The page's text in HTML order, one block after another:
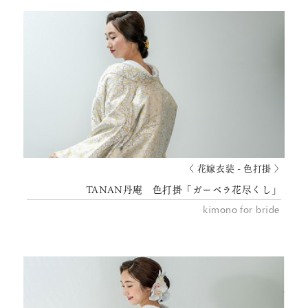
〈 花嫁衣装 - 色打掛 〉
TANAN丹庵 色打掛「ガーベラ花尽くし」
kimono for bride